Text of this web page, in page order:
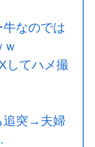
なのでは
してハメ撮
追突→夫婦